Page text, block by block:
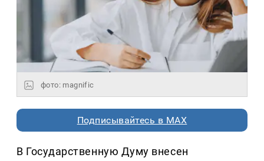
фото: magnific
Подписывайтесь в MAX
В Государственную Думу внесен